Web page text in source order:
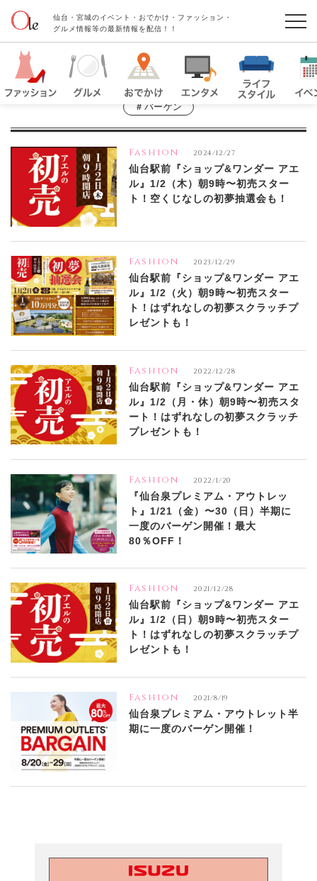
仙台・宮城のイベント・おでかけ・ファッション・
グルメ情報等の最新情報を配信！！
＃バーゲン
Fashion 2024/12/27
仙台駅前『ショップ&ワンダー アエ
ル』1/2（木）朝9時〜初売スター
ト！空くじなしの初夢抽選会も！
Fashion 2023/12/29
仙台駅前『ショップ&ワンダー アエ
ル』1/2（火）朝9時〜初売スター
ト！はずれなしの初夢スクラッチプ
レゼントも！
Fashion 2022/12/28
仙台駅前『ショップ&ワンダー アエ
ル』1/2（月・休）朝9時〜初売スタ
ート！はずれなしの初夢スクラッチ
プレゼントも！
Fashion 2022/1/20
『仙台泉プレミアム・アウトレッ
ト』1/21（金）〜30（日）半期に
一度のバーゲン開催！最大
80％OFF！
Fashion 2021/12/28
仙台駅前『ショップ&ワンダー アエ
ル』1/2（日）朝9時〜初売スター
ト！はずれなしの初夢スクラッチプ
レゼントも！
Fashion 2021/8/19
仙台泉プレミアム・アウトレット半
期に一度のバーゲン開催！